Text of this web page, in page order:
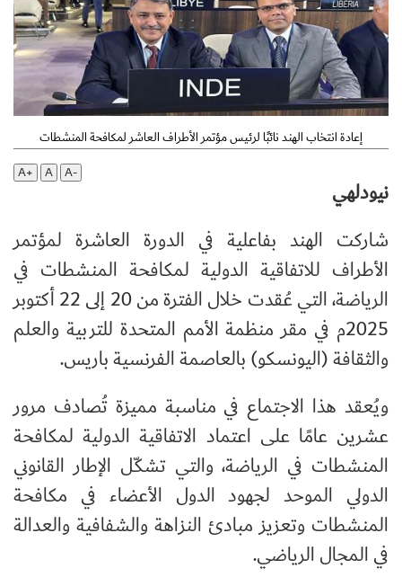
إعادة انتخاب الهند نائبًا لرئيس مؤتمر الأطراف العاشر لمكافحة المنشطات
A+
A A-
نيودلهي
شاركت الهند بفاعلية في الدورة العاشرة لمؤتمر
الأطراف للاتفاقية الدولية لمكافحة المنشطات في
الرياضة، التي عُقدت خلال الفترة من 20 إلى 22 أكتوبر
2025م في مقر منظمة الأمم المتحدة للتربية والعلم
والثقافة (اليونسكو) بالعاصمة الفرنسية باريس.
ويُعقد هذا الاجتماع في مناسبة مميزة تُصادف مرور
عشرين عامًا على اعتماد الاتفاقية الدولية لمكافحة
المنشطات في الرياضة، والتي تشكّل الإطار القانوني
الدولي الموحد لجهود الدول الأعضاء في مكافحة
المنشطات وتعزيز مبادئ النزاهة والشفافية والعدالة
في المجال الرياضي.